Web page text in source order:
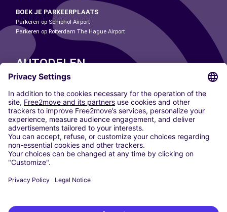
BOEK JE PARKEERPLAATS
Parkeren op Schiphol Airport
Parkeren op Rotterdam The Hague Airport
AUTODELEN
ONZE STEDEN
Paris
Madrid
Washington DC
Milaan
Rome
Turijn
Wenen
Berlijn
Düsseldorf